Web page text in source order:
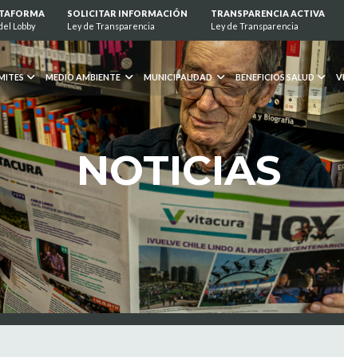
Lobby
SOLICITAR INFORMACIÓN
Ley de Transparencia
TRANSPARENCIA ACTIVA
Ley de Transparencia
MEDIO AMBIENTE MUNICIPALIDAD BENEFICIOS SALUD
NOTICIAS